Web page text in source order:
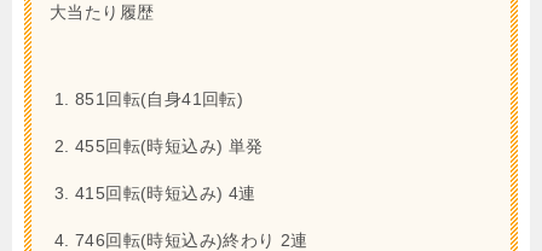
大当たり履歴
851回転(自身41回転)
455回転(時短込み) 単発
415回転(時短込み) 4連
746回転(時短込み)終わり 2連